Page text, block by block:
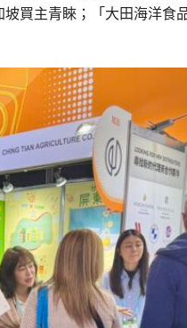
買主青睞；「大田海洋食